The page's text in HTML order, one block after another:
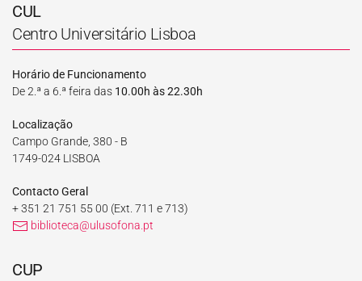
CUL
Centro Universitário Lisboa
Horário de Funcionamento
De 2.ª a 6.ª feira das 10.00h às 22.30h
Localização
Campo Grande, 380 - B
1749-024 LISBOA
Contacto Geral
+ 351 21 751 55 00 (Ext. 711 e 713)
biblioteca@ulusofona.pt
CUP